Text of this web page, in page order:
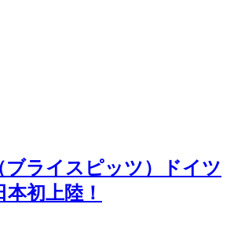
ライスピッツ）ドイツ
初上陸！